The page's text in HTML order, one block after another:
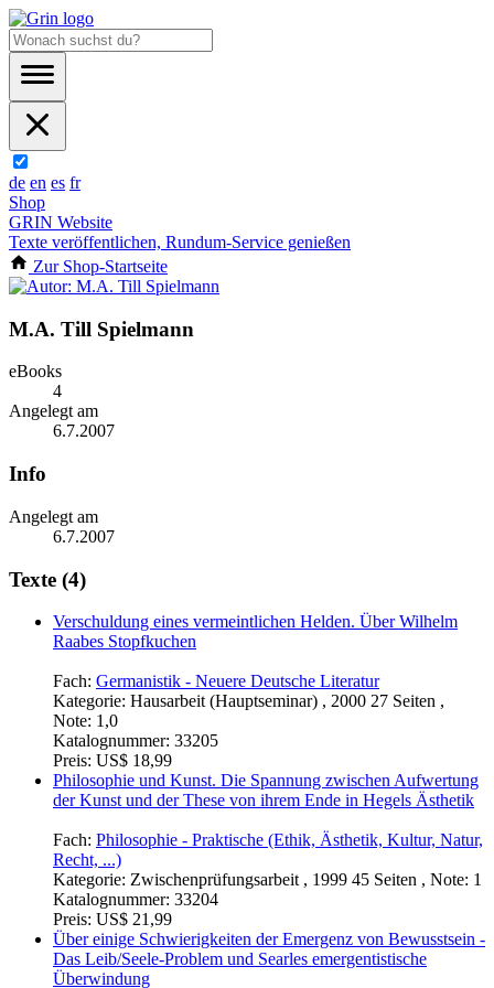
de en es fr
Shop
GRIN Website
Texte veröffentlichen, Rundum-Service genießen
Zur Shop-Startseite
M.A. Till Spielmann
eBooks
4
Angelegt am
6.7.2007
Info
Angelegt am
6.7.2007
Texte (4)
Verschuldung eines vermeintlichen Helden. Über Wilhelm
Raabes Stopfkuchen
Fach:Germanistik - Neuere Deutsche Literatur
Kategorie:
Note: 1,0
Katalognummer:
Preis:US$ 18,99
Philosophie und Kunst. Die Spannung zwischen Aufwertung
Fach:Philosophie - Praktische (Ethik, Ästhetik, Kultur, Natur,
Recht, ...)
Kategorie:Zwischenprüfungsarbeit , 1999 45 Seiten , Note: 1
Katalognummer:33204
Preis:US$ 21,99